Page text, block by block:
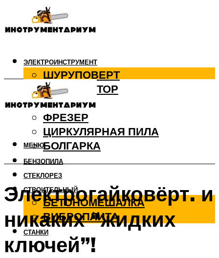
ЭЛЕКТРОИНСТРУМЕНТ
ШУРУПОВЕРТ
ПЕРФОРАТОР
ДРЕЛЬ
ФРЕЗЕР
ЦИРКУЛЯРНАЯ ПИЛА
БОЛГАРКА
БЕНЗОПИЛА
СТЕКЛОРЕЗ
СТРОИТЕЛЬНЫЙ
БЕТОНОМЕШАЛКА
ВИБРОПЛИТА
СТАНКИ
МЕНЮ
Электрогайковёрт. и
никаких “жидких
ключей”!